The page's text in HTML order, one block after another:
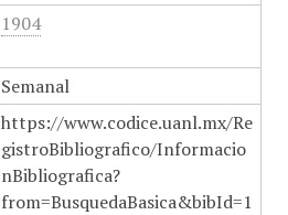
1904
Semanal
https://www.codice.uanl.mx/Re
gistroBibliografico/Informacio
nBibliografica?
from=BusquedaBasica&bibId=1